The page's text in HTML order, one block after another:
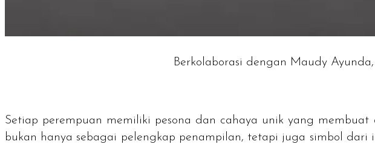
Berkolaborasi dengan Maudy
Setiap perempuan memiliki pesona dan cahaya unik yang
bukan hanya sebagai pelengkap penampilan, tetapi juga simbol